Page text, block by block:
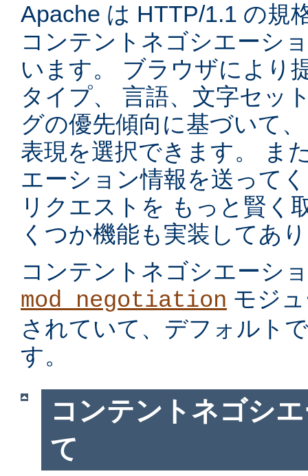
Apache は HTTP/1.1 の規
コンテントネゴシエーシ
います。 ブラウザにより
タイプ、 言語、文字セッ
グの優先傾向に基づいて
表現を選択できます。 ま
エーション情報を送って
リクエストを もっと賢く
くつか機能も実装してあ
コンテントネゴシエーシ
mod_negotiation モジ
されていて、デフォルト
す。
コンテントネゴシ
て